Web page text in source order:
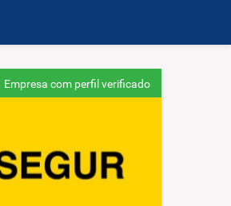
Empresa com perfil verificado